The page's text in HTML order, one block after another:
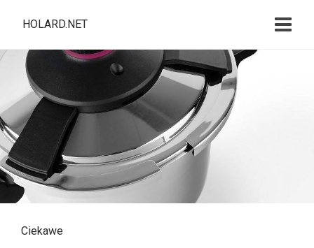
HOLARD.NET
Ciekawe